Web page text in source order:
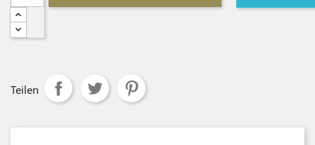
Teilen